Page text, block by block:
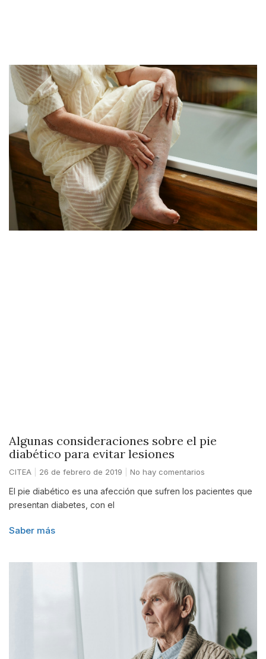
Algunas consideraciones sobre el pie
diabético para evitar lesiones
CITEA 26 de febrero de 2019 No hay comentarios
El pie diabético es una afección que sufren los pacientes que
presentan diabetes, con el
Saber más